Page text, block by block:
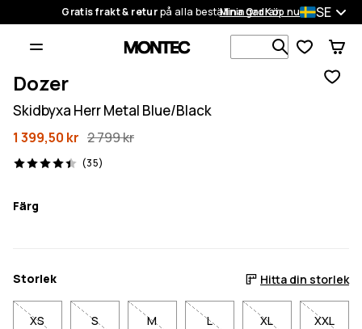
Gratis frakt & returpå alla beställningarKöp nu
Mina Ordrar SE
Sök bland
Dozer
Skidbyxa Herr Metal Blue/Black
1 399,50 kr 2 799 kr
(35)
35 recensioner, 4.4/5
Färg
Storlek Hitta din storlek
XS S M L XL XXL